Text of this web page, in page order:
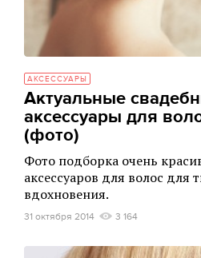
АКСЕССУАРЫ
Актуальные
аксессуары для
(фото)
Фото подборка очень
аксессуаров для волос для
вдохновения.
31 октября 2014 3 164